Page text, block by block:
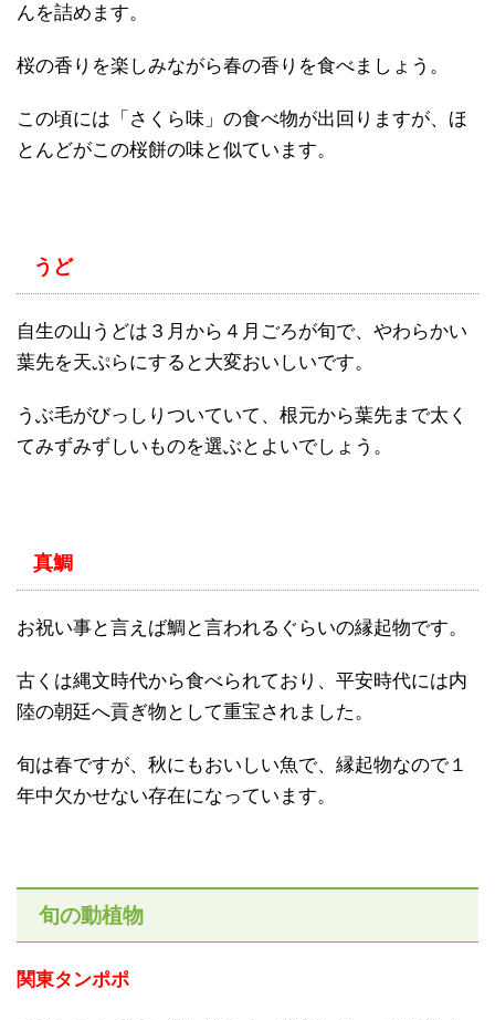
んを詰めます。
桜の香りを楽しみながら春の香りを食べましょう。
この頃には「さくら味」の食べ物が出回りますが、ほ
とんどがこの桜餅の味と似ています。
うど
自生の山うどは３月から４月ごろが旬で、やわらかい
葉先を天ぷらにすると大変おいしいです。
うぶ毛がびっしりついていて、根元から葉先まで太く
てみずみずしいものを選ぶとよいでしょう。
真鯛
お祝い事と言えば鯛と言われるぐらいの縁起物です。
古くは縄文時代から食べられており、平安時代には内
陸の朝廷へ貢ぎ物として重宝されました。
旬は春ですが、秋にもおいしい魚で、縁起物なので１
年中欠かせない存在になっています。
旬の動植物
関東タンポポ